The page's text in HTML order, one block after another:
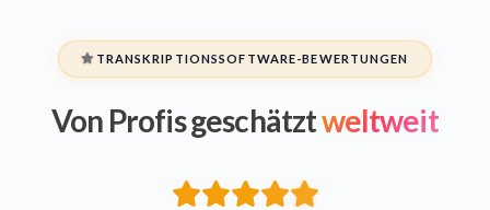
TRANSKRIPTIONSSOFTWARE-BEWERTUNGEN
Von Profis geschätztweltweit